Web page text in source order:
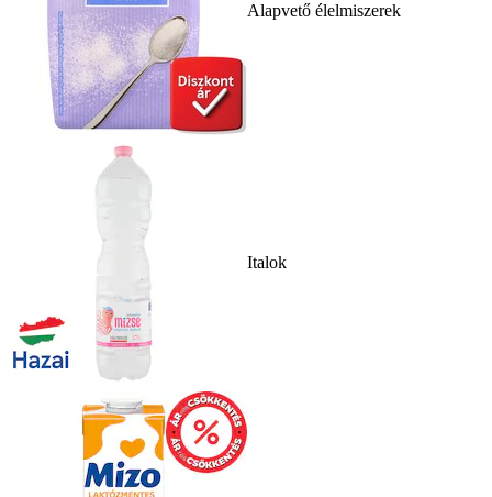
Alapvető élelmiszerek
Italok